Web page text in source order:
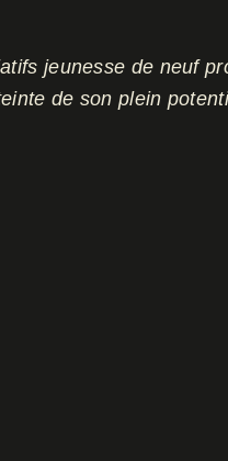
jeunesse de neuf
de son plein